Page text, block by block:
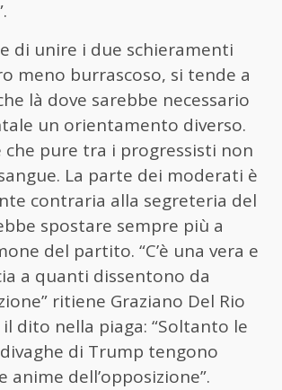
di unire i due schieramenti
meno burrascoso, si tende a
là dove sarebbe necessario
un orientamento diverso.
che pure tra i progressisti non
La parte dei moderati è
contraria alla segreteria del
spostare sempre più a
del partito. “C’è una vera e
a quanti dissentono da
ritiene Graziano Del Rio
dito nella piaga: “Soltanto le
di Trump tengono
anime dell’opposizione”.